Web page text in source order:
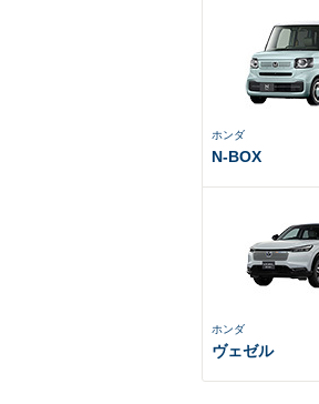
ホンダ
N-BOX
ホンダ
ヴェゼル